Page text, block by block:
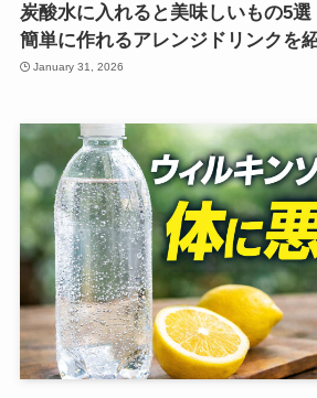
炭酸水に入れると美味しいもの5
簡単に作れるアレンジドリンクを
January 31, 2026